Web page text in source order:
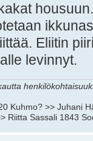
Eliitin
levinnyt.
Kuhmo? >> Juhani
Riitta Sassali 1843